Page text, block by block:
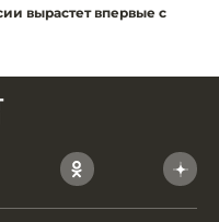
вырастет впервые с